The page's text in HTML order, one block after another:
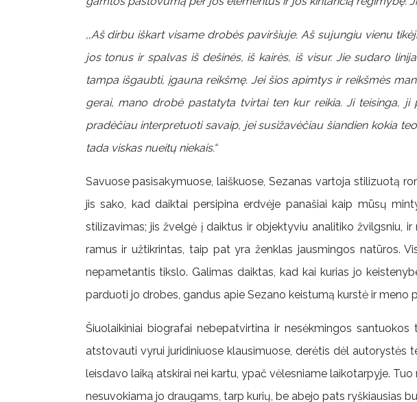
,,Aš dirbu iškart visame drobės paviršiuje. Aš sujungiu vienu
jos tonus ir spalvas iš dešinės, iš kairės, iš visur. Jie sudaro
tampa išgaubti, įgauna reikšmę. Jei šios apimtys ir reikšmės
gerai, mano drobė pastatyta tvirtai ten kur reikia. Ji teisinga,
pradėčiau interpretuoti savaip, jei susižavėčiau šiandien kokia
tada viskas nueitų niekais.“
Savuose pasisakymuose, laiškuose, Sezanas vartoja stilizuotą
jis sako, kad daiktai persipina erdvėje panašiai kaip mūsų
stilizavimas; jis žvelgė į daiktus ir objektyviu analitiko žvilgsniu,
ramus ir užtikrintas, taip pat yra ženklas jausmingos natūros.
nepametantis tikslo. Galimas daiktas, kad kai kurias jo
parduoti jo drobes, gandus apie Sezano keistumą kurstė ir meno
Šiuolaikiniai biografai nebepatvirtina ir nesėkmingos
atstovauti vyrui juridiniuose klausimuose, derėtis dėl autorystės
leisdavo laiką atskirai nei kartu, ypač vėlesniame laikotarpyje.
nesuvokiama jo draugams, tarp kurių, be abejo pats ryškiausias